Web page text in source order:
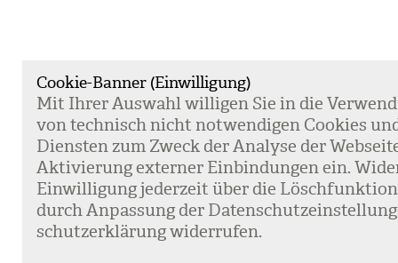
Cookie-Banner (Einwilligung)
Mit Ihrer Aus­wahl wil­li­gen Sie in die
von tech­nisch nicht not­wen­di­gen Coo­kies
Diens­ten zum Zweck der Ana­lyse der
Akti­vie­rung exter­ner Ein­bin­dun­gen ein.
Ein­wil­li­gung jeder­zeit über die
durch Anpas­sung der
schutz­er­klä­rung wider­ru­fen.